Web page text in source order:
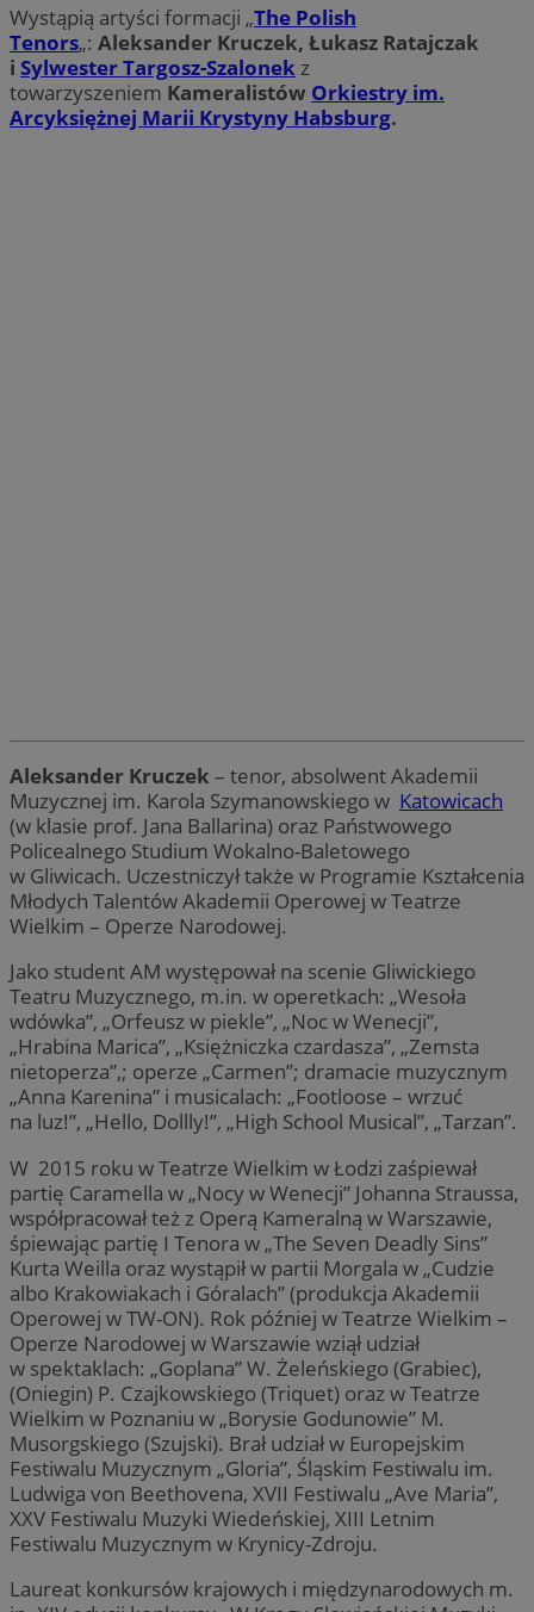
Wystąpią artyści formacji „The Polish
Tenors„: Aleksander Kruczek, Łukasz Ratajczak
i Sylwester Targosz-Szalonekz
towarzyszeniem Kameralistów Orkiestry im.
Arcyksiężnej Marii Krystyny Habsburg.
Aleksander Kruczek – tenor, absolwent Akademii
Muzycznej im. Karola Szymanowskiego w Katowicach
(w klasie prof. Jana Ballarina) oraz Państwowego
Policealnego Studium Wokalno-Baletowego
w Gliwicach. Uczestniczył także w Programie Kształcenia
Młodych Talentów Akademii Operowej w Teatrze
Wielkim – Operze Narodowej.
Jako student AM występował na scenie Gliwickiego
Teatru Muzycznego, m.in. w operetkach: „Wesoła
wdówka”, „Orfeusz w piekle”, „Noc w Wenecji”,
„Hrabina Marica”, „Księżniczka czardasza”, „Zemsta
nietoperza”,; operze „Carmen”; dramacie muzycznym
„Anna Karenina” i musicalach: „Footloose – wrzuć
na luz!”, „Hello, Dollly!”, „High School Musical”, „Tarzan”.
W 2015 roku w Teatrze Wielkim w Łodzi zaśpiewał
partię Caramella w „Nocy w Wenecji” Johanna Straussa,
współpracował też z Operą Kameralną w Warszawie,
śpiewając partię I Tenora w „The Seven Deadly Sins”
Kurta Weilla oraz wystąpił w partii Morgala w „Cudzie
albo Krakowiakach i Góralach” (produkcja Akademii
Operowej w TW-ON). Rok później w Teatrze Wielkim –
Operze Narodowej w Warszawie wziął udział
w spektaklach: „Goplana” W. Żeleńskiego (Grabiec),
(Oniegin) P. Czajkowskiego (Triquet) oraz w Teatrze
Wielkim w Poznaniu w „Borysie Godunowie” M.
Musorgskiego (Szujski). Brał udział w Europejskim
Festiwalu Muzycznym „Gloria”, Śląskim Festiwalu im.
Ludwiga von Beethovena, XVII Festiwalu „Ave Maria”,
XXV Festiwalu Muzyki Wiedeńskiej, XIII Letnim
Festiwalu Muzycznym w Krynicy-Zdroju.
Laureat konkursów krajowych i międzynarodowych m.